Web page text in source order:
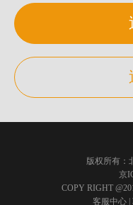
版权所有：
京
COPY RIGHT
客服中心 |